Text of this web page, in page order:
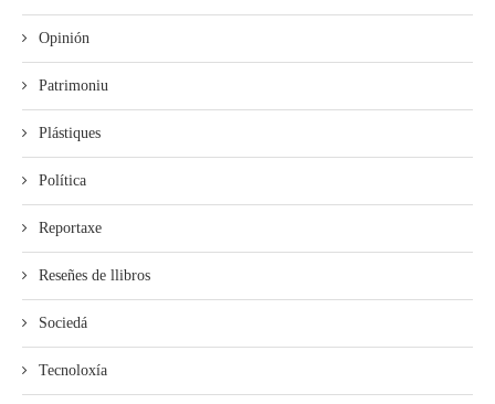
Opinión
Patrimoniu
Plástiques
Política
Reportaxe
Reseñes de llibros
Sociedá
Tecnoloxía